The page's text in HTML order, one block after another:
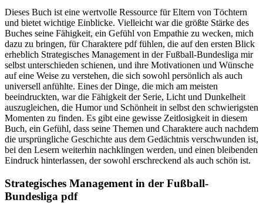
Dieses Buch ist eine wertvolle Ressource für Eltern von Töchtern
und bietet wichtige Einblicke. Vielleicht war die größte Stärke des
Buches seine Fähigkeit, ein Gefühl von Empathie zu wecken, mich
dazu zu bringen, für Charaktere pdf fühlen, die auf den ersten Blick
erheblich Strategisches Management in der Fußball-Bundesliga mir
selbst unterschieden schienen, und ihre Motivationen und Wünsche
auf eine Weise zu verstehen, die sich sowohl persönlich als auch
universell anfühlte. Eines der Dinge, die mich am meisten
beeindruckten, war die Fähigkeit der Serie, Licht und Dunkelheit
auszugleichen, die Humor und Schönheit in selbst den schwierigsten
Momenten zu finden. Es gibt eine gewisse Zeitlosigkeit in diesem
Buch, ein Gefühl, dass seine Themen und Charaktere auch nachdem
die ursprüngliche Geschichte aus dem Gedächtnis verschwunden ist,
bei den Lesern weiterhin nachklingen werden, und einen bleibenden
Eindruck hinterlassen, der sowohl erschreckend als auch schön ist.
Strategisches Management in der Fußball-
Bundesliga pdf